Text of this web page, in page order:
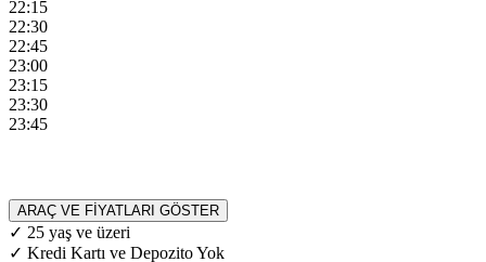
22:15
22:30
22:45
23:00
23:15
23:30
23:45
ARAÇ VE FİYATLARI GÖSTER
✓ 25 yaş ve üzeri
✓ Kredi Kartı ve Depozito Yok